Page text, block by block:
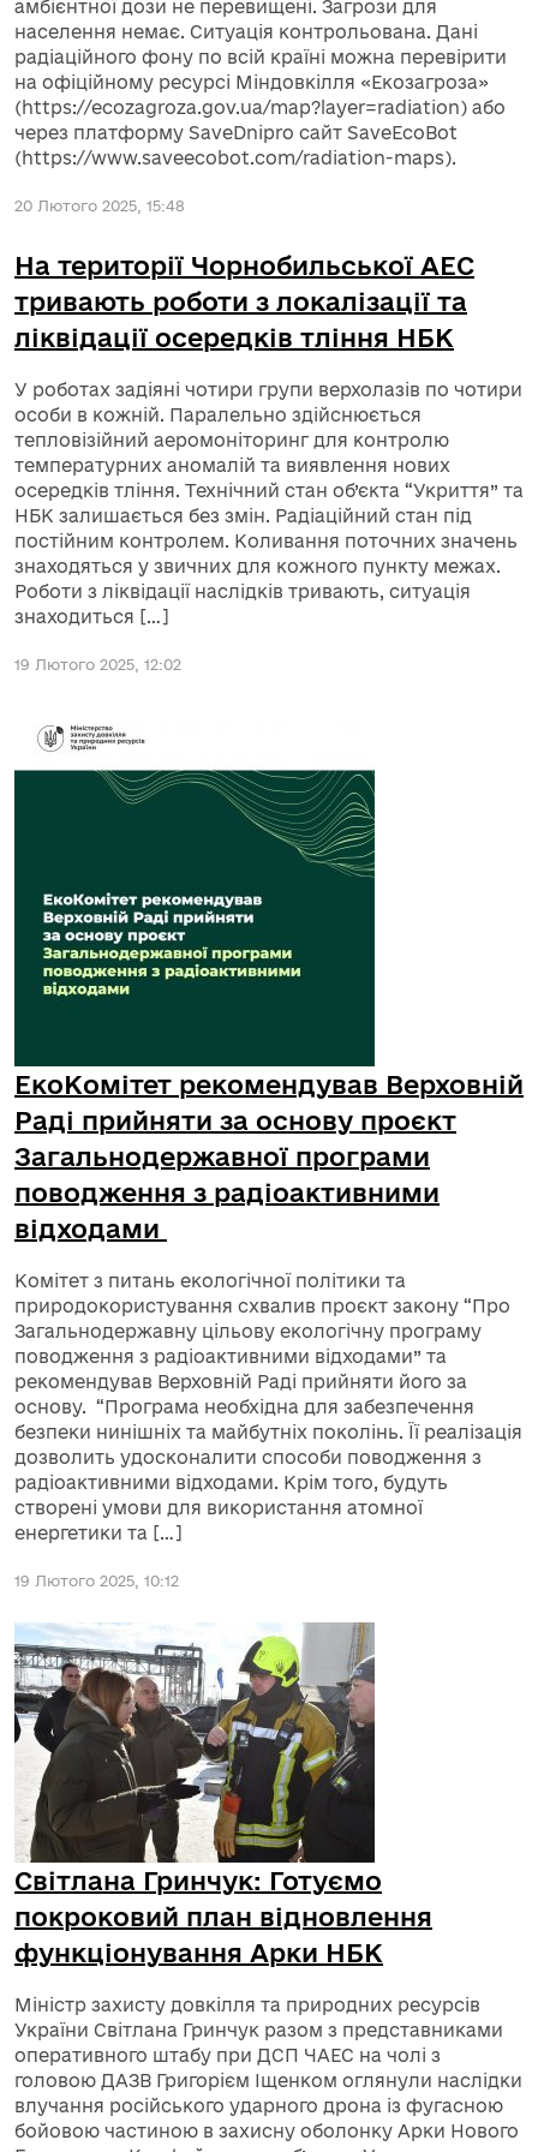
амбієнтної дози не перевищені. Загрози для
населення немає. Cитуація контрольована. Дані
радіаційного фону по всій країні можна перевірити
на офіційному ресурсі Міндовкілля «Екозагроза»
(https://ecozagroza.gov.ua/map?layer=radiation) або
через платформу SaveDnipro сайт SaveEcoBot
(https://www.saveecobot.com/radiation-maps).
20 Лютого 2025, 15:48
На території Чорнобильської АЕС
тривають роботи з локалізації та
ліквідації осередків тління НБК
У роботах задіяні чотири групи верхолазів по чотири
особи в кожній. Паралельно здійснюється
тепловізійний аеромоніторинг для контролю
температурних аномалій та виявлення нових
осередків тління. Технічний стан об’єкта “Укриття” та
НБК залишається без змін. Радіаційний стан під
постійним контролем. Коливання поточних значень
знаходяться у звичних для кожного пункту межах.
Роботи з ліквідації наслідків тривають, ситуація
знаходиться […]
19 Лютого 2025, 12:02
ЕкоКомітет рекомендував Верховній
Раді прийняти за основу проєкт
Загальнодержавної програми
поводження з радіоактивними
відходами
Комітет з питань екологічної політики та
природокористування схвалив проєкт закону “Про
Загальнодержавну цільову екологічну програму
поводження з радіоактивними відходами” та
рекомендував Верховній Раді прийняти його за
основу. “Програма необхідна для забезпечення
безпеки нинішніх та майбутніх поколінь. Її реалізація
дозволить удосконалити способи поводження з
радіоактивними відходами. Крім того, будуть
створені умови для використання атомної
енергетики та […]
19 Лютого 2025, 10:12
Світлана Гринчук: Готуємо
покроковий план відновлення
функціонування Арки НБК
Міністр захисту довкілля та природних ресурсів
України Світлана Гринчук разом з представниками
оперативного штабу при ДСП ЧАЕС на чолі з
головою ДАЗВ Григорієм Іщенком оглянули наслідки
влучання російського ударного дрона із фугасною
бойовою частиною в захисну оболонку Арки Нового